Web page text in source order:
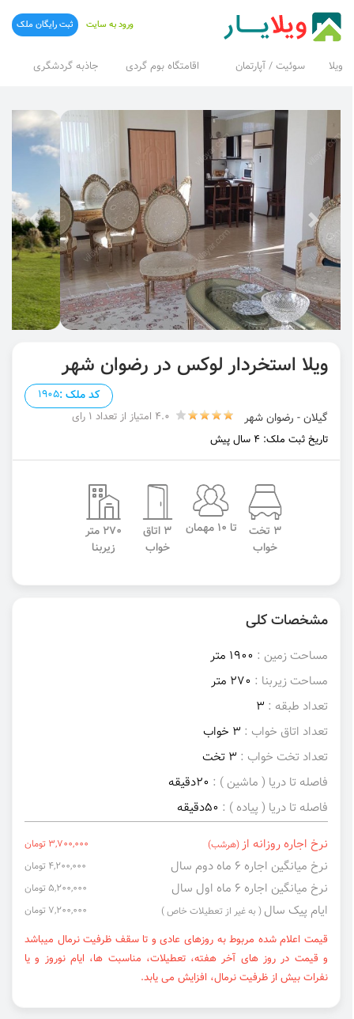
ویلا سوئیت / آپارتمان اقامتگاه بوم گردی جاذبه گردشگری
ورود به سایت ثبت رایگان ملک
ویلا استخردار لوکس در رضوان شهر
کد ملک :1905
گیلان - رضوان شهر
4.0 امتیاز از تعداد 1 رای
تاریخ ثبت ملک: 4 سال پیش
3 تخت
خواب
تا 10 مهمان
3 اتاق
خواب
270 متر
زیربنا
مشخصات کلی
مساحت زمین : 1900 متر
مساحت زیربنا : 270 متر
تعداد طبقه : 3
تعداد اتاق خواب : 3 خواب
تعداد تخت خواب : 3 تخت
فاصله تا دریا ( ماشین ) : 20دقیقه
فاصله تا دریا ( پیاده ) : 50دقیقه
نرخ اجاره روزانه از (هرشب) 3,700,000 تومان
نرخ میانگین اجاره ۶ ماه دوم سال 4,200,000 تومان
نرخ میانگین اجاره ۶ ماه اول سال 5,200,000 تومان
ایام پیک سال ( به غیر از تعطیلات خاص ) 7,200,000 تومان
قیمت اعلام شده مربوط به روزهای عادی و تا سقف ظرفیت نرمال میباشد
و قیمت در روز های آخر هفته، تعطیلات، مناسبت ها، ایام نوروز و یا
نفرات بیش از ظرفیت نرمال، افزایش می یابد.